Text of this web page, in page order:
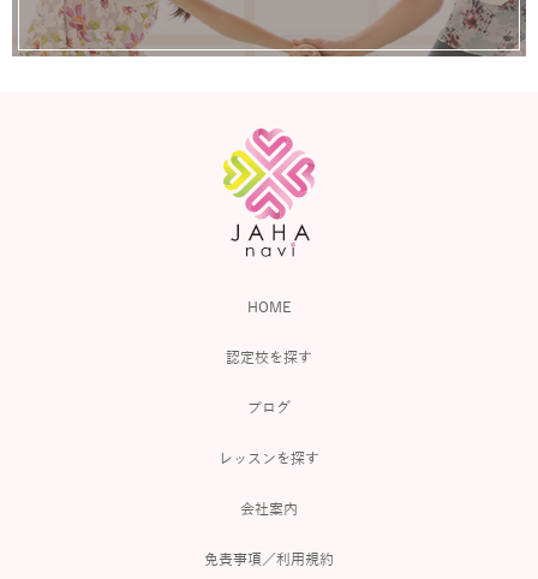
HOME
認定校を探す
ブログ
レッスンを探す
会社案内
免責事項／利用規約